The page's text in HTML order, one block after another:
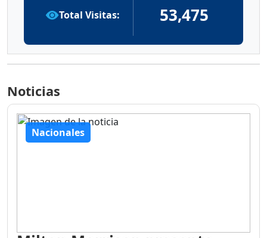
Total Visitas: 53,475
Noticias
Nacionales